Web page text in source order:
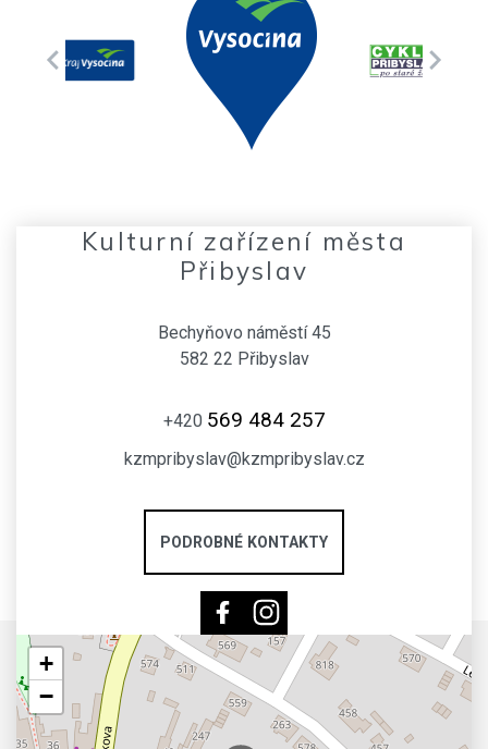
Kulturní zařízení města
Přibyslav
Bechyňovo náměstí 45
582 22 Přibyslav
+420 569 484 257
kzmpribyslav@kzmpribyslav.cz
PODROBNÉ KONTAKTY
+
−